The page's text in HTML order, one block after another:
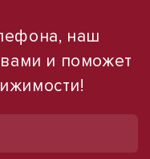
наш
и поможет